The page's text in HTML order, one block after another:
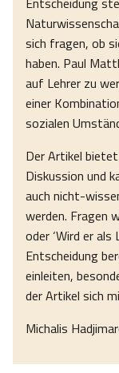
sich fragen, ob
haben. Paul
auf Lehrer zu
einer
sozialen
Der Artikel
Diskussion und
auch nicht-
werden. Fragen
oder ‘Wird er
Entscheidung
einleiten,
der Artikel sich
Michalis